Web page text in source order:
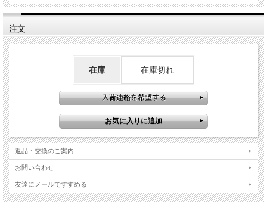
注文
在庫 在庫切れ
返品・交換のご案内
お問い合わせ
友達にメールですすめる